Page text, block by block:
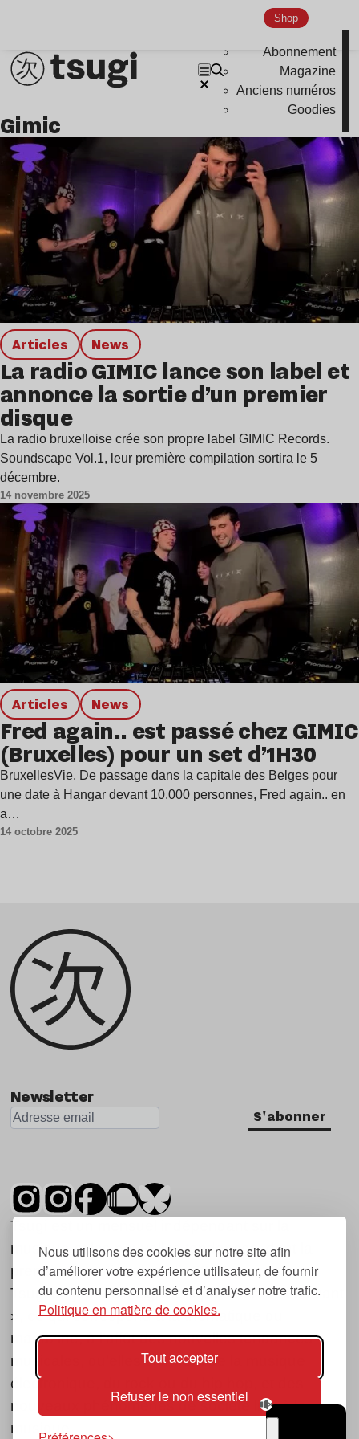
Nous utilisons des cookies sur notre site afin
d’améliorer votre expérience utilisateur, de fournir
du contenu personnalisé et d’analyser notre trafic.
Politique en matière de cookies.
Tout accepter
Refuser le non essentiel
Shop
Abonnement
Magazine
Anciens numéros
Goodies
gimic
Articles news
La radio GIMIC lance son label et
annonce la sortie d’un premier
disque
La radio bruxelloise crée son propre label GIMIC Records.
Soundscape Vol.1, leur première compilation sortira le 5
décembre.
14 novembre 2025
Articles news
Fred again.. est passé chez GIMIC
(Bruxelles) pour un set d’1H30
BruxellesVie. De passage dans la capitale des Belges pour
une date à Hangar devant 10.000 personnes, Fred again.. en
a…
14 octobre 2025
Newsletter
S'abonner
Tsugi est un mensuel indépendant sur la
musique et les nouvelles tendances, dont la
première parution date de 2007.
Tsugi en japonais signifie « prochain », « suivant
», ce qui correspond à la thématique du
magazine, à l’affût des nouvelles tendances
musicales, qu’elles viennent de la musique
électronique, du rock ou du hip hop, et des
nouveaux phénomènes de société liés à la
musique.